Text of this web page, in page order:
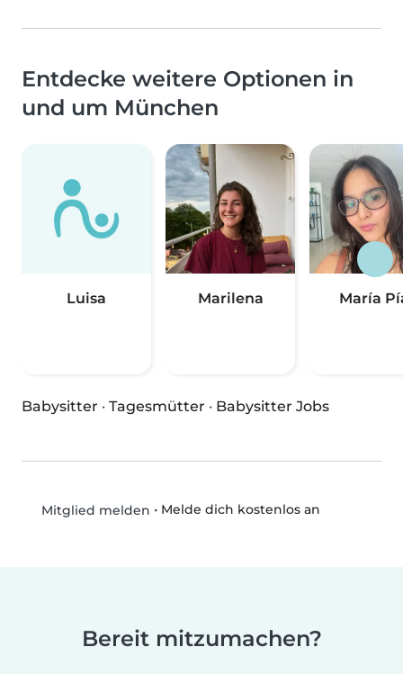
Entdecke weitere Optionen in
und um München
Luisa Marilena María
Babysitter · Tagesmütter · Babysitter Jobs
Mitglied melden • Melde dich kostenlos an
Bereit mitzumachen?